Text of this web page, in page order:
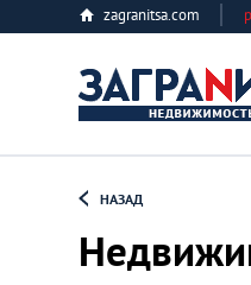
zagranitsa.com
НАЗАД